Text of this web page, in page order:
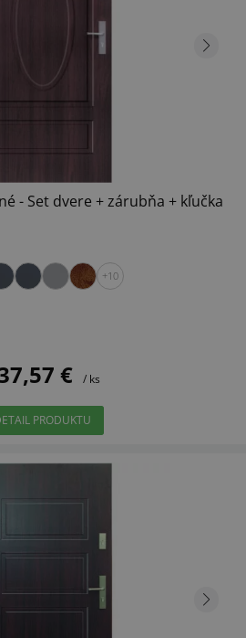
- Set dvere + zárubňa + kľučka
+10
€ / ks
PRODUKTU